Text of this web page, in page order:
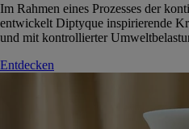
Im Rahmen eines Prozesses der
entwickelt Diptyque inspirierende
und mit kontrollierter
Entdecken